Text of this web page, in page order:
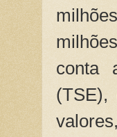
conta
(TSE),